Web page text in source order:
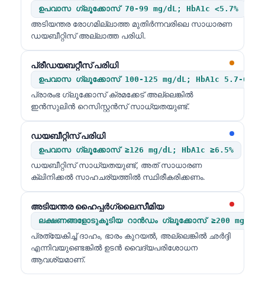
ഉപവാസ ഗ്ലൂക്കോസ് 70-99 mg/dL; HbA1c <5.7%
അടിയന്തര രോഗമില്ലാത്ത മുതിർന്നവരിലെ സാധാരണ
ഡയബീറ്റിസ് അല്ലാത്ത പരിധി.
പ്രീഡയബറ്റീസ് പരിധി
ഉപവാസ ഗ്ലൂക്കോസ് 100-125 mg/dL; HbA1c 5.7-6.4%
പ്രാരംഭ ഗ്ലൂക്കോസ് ക്രമക്കേട് അല്ലെങ്കിൽ
ഇൻസുലിൻ റെസിസ്റ്റൻസ് സാധ്യതയുണ്ട്.
ഡയബീറ്റിസ് പരിധി
ഉപവാസ ഗ്ലൂക്കോസ് ≥126 mg/dL; HbA1c ≥6.5%
ഡയബീറ്റിസ് സാധ്യതയുണ്ട്, അത് സാധാരണ
ക്ലിനിക്കൽ സാഹചര്യത്തിൽ സ്ഥിരീകരിക്കണം.
അടിയന്തര ഹൈപ്പർഗ്ലൈസീമിയ
ലക്ഷണങ്ങളോടുകൂടിയ റാൻഡം ഗ്ലൂക്കോസ് ≥200 mg/dL
പ്രത്യേകിച്ച് ദാഹം, ഭാരം കുറയൽ, അല്ലെങ്കിൽ ഛർദ്ദി
എന്നിവയുണ്ടെങ്കിൽ ഉടൻ വൈദ്യപരിശോധന
ആവശ്യമാണ്.